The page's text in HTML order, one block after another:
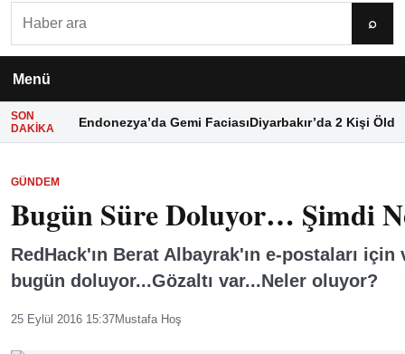
⌕
Menü
SON
DAKIKA
Endonezya’da Gemi FaciasıDiyarbakır’da 2 Kişi Öldü
GÜNDEM
Bugün Süre Doluyor… Şimdi
RedHack'ın Berat Albayrak'ın e-postaları
bugün doluyor...Gözaltı var...Neler oluyor?
25 Eylül 2016 15:37Mustafa Hoş